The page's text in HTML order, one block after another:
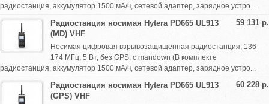
радиостанция, аккумулятор 1500 мА/ч, сетевой адаптер, зарядное устро...
59 131 р.
Радиостанция носимая Hytera PD665 UL913
(MD) VHF
Носимая цифровая взрывозащищенная радиостанция, 136-
174 МГц, 5 Вт, без GPS, с mandown (В комплекте
радиостанция, аккумулятор 1500 мА/ч, сетевой адаптер, зарядное устро...
60 228 р.
Радиостанция носимая Hytera PD665 UL913
(GPS) VHF